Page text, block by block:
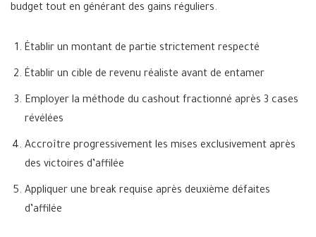
budget tout en générant des gains réguliers.
Établir un montant de partie strictement respecté
Établir un cible de revenu réaliste avant de entamer
Employer la méthode du cashout fractionné après 3 cases
révélées
Accroître progressivement les mises exclusivement après
des victoires d’affilée
Appliquer une break requise après deuxième défaites
d’affilée